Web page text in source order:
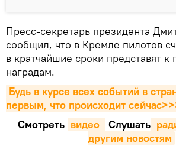
Пресс-секретарь президента
сообщил, что в Кремле пилотов
в кратчайшие сроки представят к
наградам.
Будь в курсе всех событий в
первым, что происходит
Смотреть видео Cлушать
другим новостям